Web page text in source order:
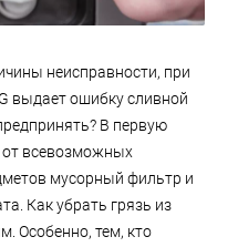
неисправности, при
выдает ошибку сливной
В первую
от всевозможных
мусорный фильтр и
Как убрать грязь из
Особенно, тем, кто